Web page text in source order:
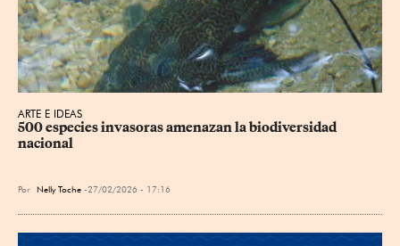
ARTE E IDEAS
500 especies invasoras amenazan la biodiversidad
nacional
Por Nelly Toche 27/02/2026 - 17:16